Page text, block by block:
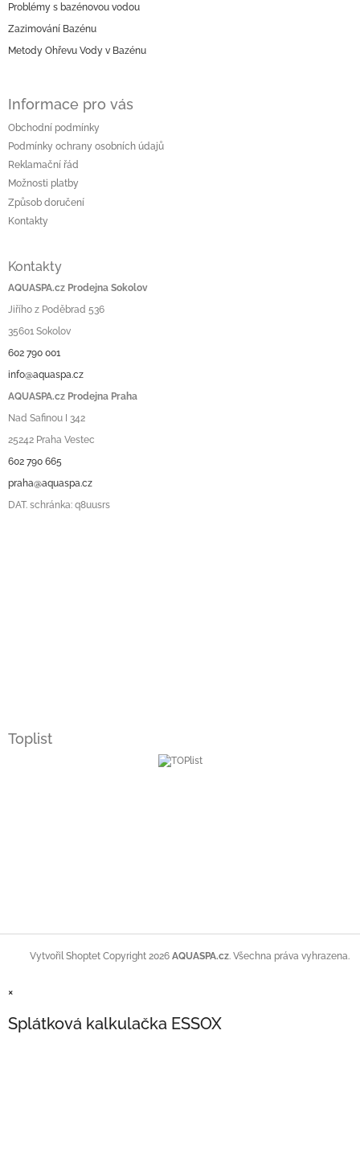
Problémy s bazénovou vodou
Zazimování Bazénu
Metody Ohřevu Vody v Bazénu
Informace pro vás
Obchodní podmínky
Podmínky ochrany osobních údajů
Reklamační řád
Možnosti platby
Způsob doručení
Kontakty
Kontakty
AQUASPA.cz Prodejna Sokolov
Jiřího z Poděbrad 536
35601 Sokolov
602 790 001
info@aquaspa.cz
AQUASPA.cz Prodejna Praha
Nad Safinou I 342
25242 Praha Vestec
602 790 665
praha@aquaspa.cz
DAT. schránka: q8uusrs
Toplist
Vytvořil Shoptet Copyright 2026 AQUASPA.cz. Všechna práva vyhrazena.
×
Splátková kalkulačka ESSOX